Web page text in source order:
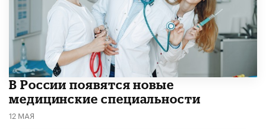
В России появятся новые
медицинские специальности
12 МАЯ